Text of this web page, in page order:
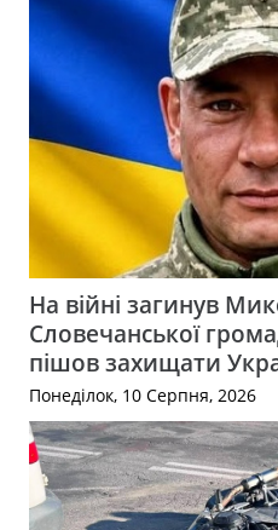
На війні загинув
Словечанської
пішов захищати
Понеділок, 10 Серпня, 2026